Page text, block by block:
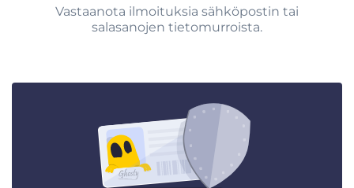
Vastaanota ilmoituksia sähköpostin tai
salasanojen tietomurroista.